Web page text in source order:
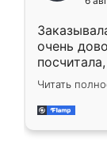
мебели
очень
Замерщик
делу со
за день,
Читать